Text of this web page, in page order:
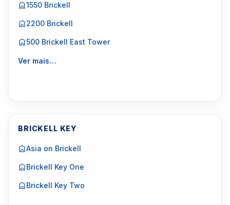
1550 Brickell
2200 Brickell
500 Brickell East Tower
Ver mais…
BRICKELL KEY
Asia on Brickell
Brickell Key One
Brickell Key Two